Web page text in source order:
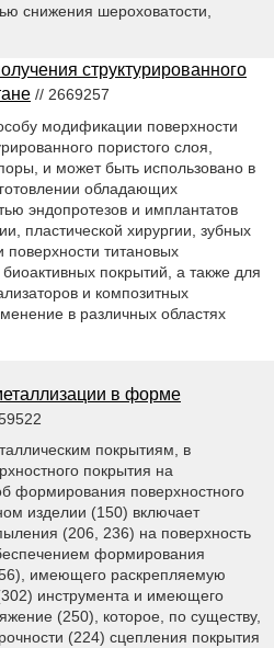
снижения шероховатости,
структурированного
// 2669257
модификации поверхности
пористого слоя,
и может быть использовано в
обладающих
эндопротезов и имплантатов
пластической хирургии, зубных
поверхности титановых
покрытий, а также для
и композитных
в различных областях
в форме
покрытиям, в
покрытия на
формирования поверхностного
изделии (150) включает
(206, 236) на поверхность
формирования
имеющего раскрепляемую
инструмента и имеющего
(250), которое, по существу,
(224) сцепления покрытия